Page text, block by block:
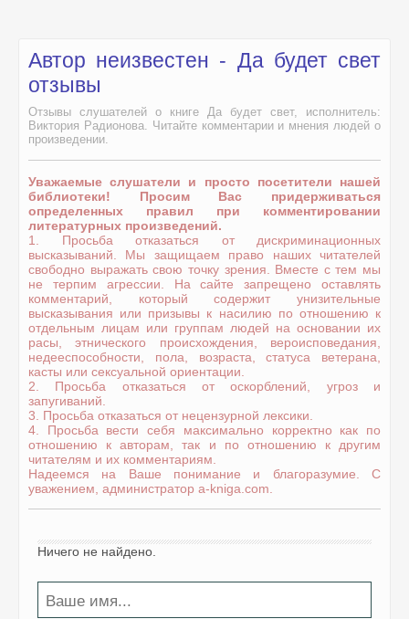
Автор неизвестен - Да будет свет
отзывы
Отзывы слушателей о книге Да будет свет, исполнитель:
Виктория Радионова. Читайте комментарии и мнения людей о
произведении.
Уважаемые слушатели и просто посетители нашей
библиотеки! Просим Вас придерживаться
определенных правил при комментировании
литературных произведений.
1. Просьба отказаться от дискриминационных
высказываний. Мы защищаем право наших читателей
свободно выражать свою точку зрения. Вместе с тем мы
не терпим агрессии. На сайте запрещено оставлять
комментарий, который содержит унизительные
высказывания или призывы к насилию по отношению к
отдельным лицам или группам людей на основании их
расы, этнического происхождения, вероисповедания,
недееспособности, пола, возраста, статуса ветерана,
касты или сексуальной ориентации.
2. Просьба отказаться от оскорблений, угроз и
запугиваний.
3. Просьба отказаться от нецензурной лексики.
4. Просьба вести себя максимально корректно как по
отношению к авторам, так и по отношению к другим
читателям и их комментариям.
Надеемся на Ваше понимание и благоразумие. С
уважением, администратор a-kniga.com.
Ничего не найдено.